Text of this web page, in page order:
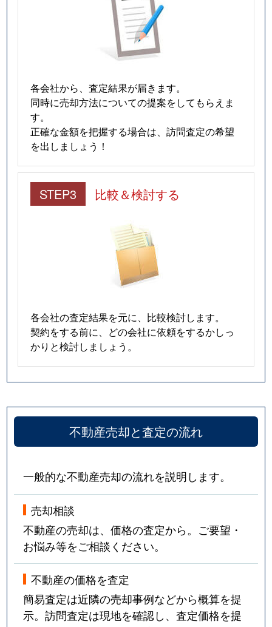
各会社から、査定結果が届きます。
同時に売却方法についての提案をしてもらえま
す。
正確な金額を把握する場合は、訪問査定の希望
を出しましょう！
STEP3 比較＆検討する
各会社の査定結果を元に、比較検討します。
契約をする前に、どの会社に依頼をするかしっ
かりと検討しましょう。
不動産売却と査定の流れ
一般的な不動産売却の流れを説明します。
売却相談
不動産の売却は、価格の査定から。ご要望・
お悩み等をご相談ください。
不動産の価格を査定
簡易査定は近隣の売却事例などから概算を提
示。訪問査定は現地を確認し、査定価格を提